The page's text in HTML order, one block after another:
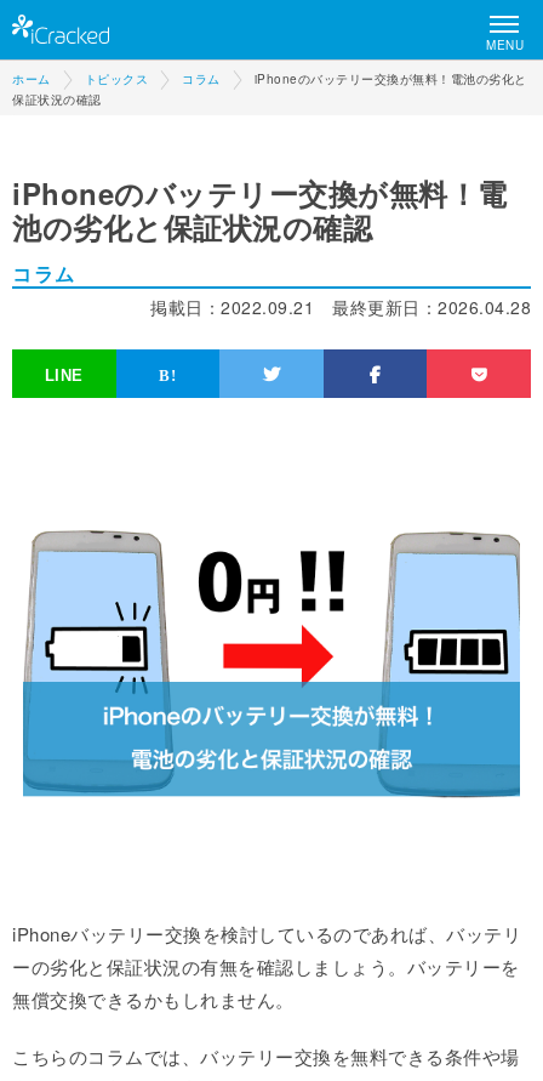
MENU
ホーム トピックス コラム
iPhoneのバッテリー交換が無料！電池の劣化と
保証状況の確認
iPhoneのバッテリー交換が無料！電
池の劣化と保証状況の確認
コラム
最終更新日： 2026.04.28
掲載日： 2022.09.21
iPhoneバッテリー交換を検討しているのであれば、バッテリ
ーの劣化と保証状況の有無を確認しましょう。バッテリーを
無償交換できるかもしれません。
こちらのコラムでは、バッテリー交換を無料できる条件や場